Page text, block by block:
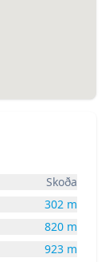
Skoða
302 m
820 m
923 m